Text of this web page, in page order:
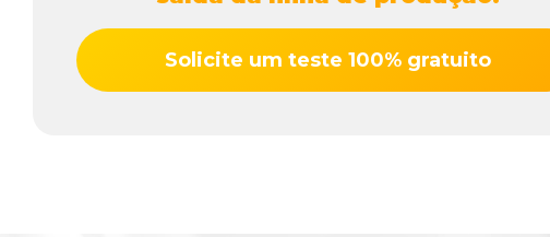
Solicite um teste 100% gratuito